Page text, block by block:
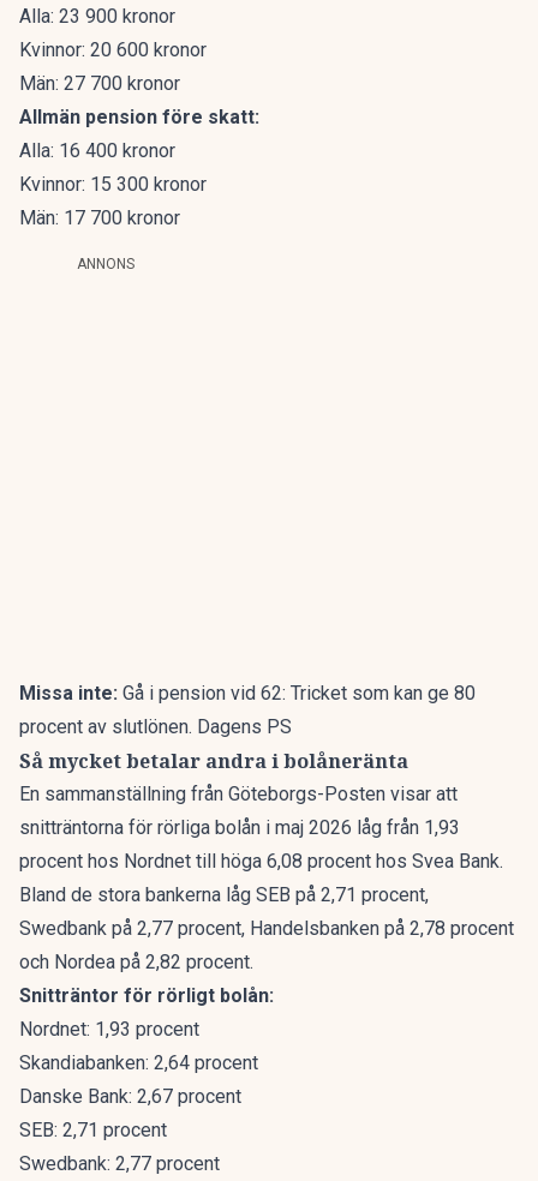
Alla: 23 900 kronor
Kvinnor: 20 600 kronor
Män: 27 700 kronor
Allmän pension före skatt:
Alla: 16 400 kronor
Kvinnor: 15 300 kronor
Män: 17 700 kronor
ANNONS
Missa inte: Gå i pension vid 62: Tricket som kan ge 80
procent av slutlönen. Dagens PS
Så mycket betalar andra i bolåneränta
En sammanställning från Göteborgs-Posten visar att
snitträntorna för rörliga bolån i maj 2026 låg från 1,93
procent hos Nordnet till höga 6,08 procent hos Svea Bank.
Bland de stora bankerna låg SEB på 2,71 procent,
Swedbank på 2,77 procent, Handelsbanken på 2,78 procent
och Nordea på 2,82 procent.
Snitträntor för rörligt bolån:
Nordnet: 1,93 procent
Skandiabanken: 2,64 procent
Danske Bank: 2,67 procent
SEB: 2,71 procent
Swedbank: 2,77 procent